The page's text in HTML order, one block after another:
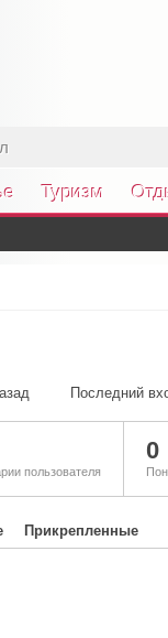
Туризм
Последний
пользователя
0
Прикрепленные